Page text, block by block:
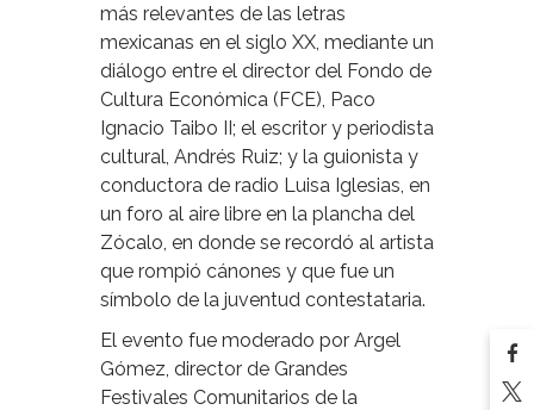
más relevantes de las letras
mexicanas en el siglo XX, mediante un
diálogo entre el director del Fondo de
Cultura Económica (FCE), Paco
Ignacio Taibo II; el escritor y periodista
cultural, Andrés Ruiz; y la guionista y
conductora de radio Luisa Iglesias, en
un foro al aire libre en la plancha del
Zócalo, en donde se recordó al artista
que rompió cánones y que fue un
símbolo de la juventud contestataria.
El evento fue moderado por Argel
Gómez, director de Grandes
Festivales Comunitarios de la